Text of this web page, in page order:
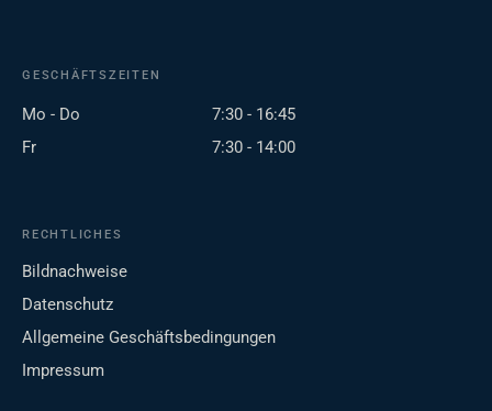
GESCHÄFTSZEITEN
Mo - Do
7:30 - 16:45
Fr
7:30 - 14:00
RECHTLICHES
Bildnachweise
Datenschutz
Allgemeine Geschäftsbedingungen
Impressum